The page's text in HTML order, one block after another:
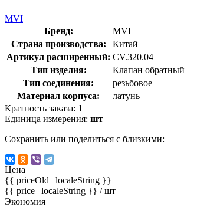
MVI
Бренд:
MVI
Страна производства:
Китай
Артикул расширенный: CV.320.04
Тип изделия:
Клапан обратный
Тип соединения:
резьбовое
Материал корпуса:
латунь
Кратность заказа: 1
Единица измерения: шт
Сохранить или поделиться с близкими:
Цена
{{ priceOld | localeString }}
{{ price | localeString }} / шт
Экономия